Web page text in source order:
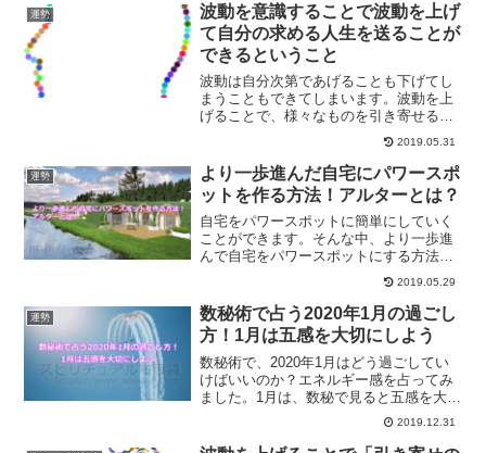
運勢
波動を意識することで波動を上げ
て自分の求める人生を送ることが
できるということ
波動は自分次第であげることも下げてし
まうこともできてしまいます。波動を上
げることで、様々なものを引き寄せるこ
とができるようにもなります。また、願
いを叶えることができるようにもなるの
が波動を上げることなのです。
2019.05.31
運勢
より一歩進んだ自宅にパワースポ
ットを作る方法！アルターとは？
自宅をパワースポットに簡単にしていく
ことができます。そんな中、より一歩進
んで自宅をパワースポットにする方法が
アルターを作ることです。アルターとは
一体何なのか？アルターの作り方につい
て解説していきます。
2019.05.29
運勢
数秘術で占う2020年1月の過ごし
方！1月は五感を大切にしよう
数秘術で、2020年1月はどう過ごしてい
けばいいのか？エネルギー感を占ってみ
ました。1月は、数秘で見ると五感を大切
にすると良い月間になります。1月にオス
2019.12.31